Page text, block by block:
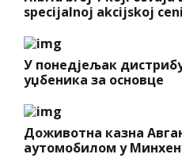
specijalnoj akcijskoj ceni
У понедјељак
уџбеника за основце
Доживотна казна
аутомобилом у